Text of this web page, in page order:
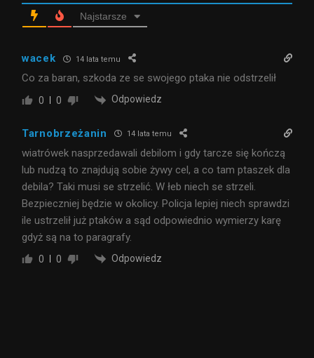
Najstarsze
wacek 14 lata temu
Co za baran, szkoda ze se swojego ptaka nie odstrzelił
0 0 Odpowiedz
Tarnobrzeżanin 14 lata temu
wiatrówek nasprzedawali debilom i gdy tarcze się kończą
lub nudzą to znajdują sobie żywy cel, a co tam ptaszek dla
debila? Taki musi se strzelić. W łeb niech se strzeli.
Bezpieczniej będzie w okolicy. Policja lepiej niech sprawdzi
ile ustrzelił już ptaków a sąd odpowiednio wymierzy karę
gdyż są na to paragrafy.
0 0 Odpowiedz